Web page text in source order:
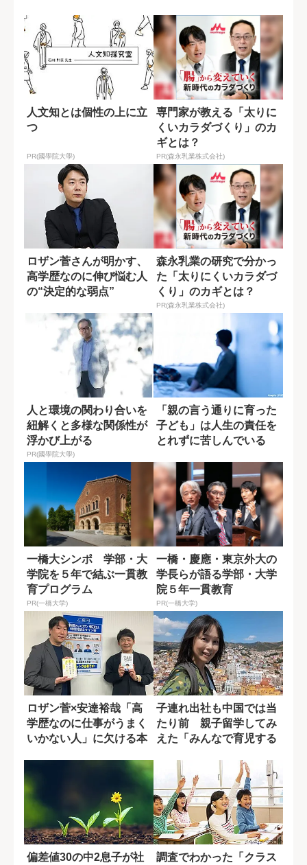
人文知とは個性の上に立
つ
PR(國學院大學)
専門家が教える「太りに
くいカラダづくり」のカ
ギとは？
PR(森永乳業株式会社)
ロザン菅さんが明かす、
高学歴なのに伸び悩む人
の“決定的な弱点”
森永乳業の研究で分かっ
た「太りにくいカラダづ
くり」のカギとは？
PR(森永乳業株式会社)
人と環境の関わり合いを
紐解くと多様な関係性が
浮かび上がる
PR(國學院大學)
「親の言う通りに育った
子ども」は人生の責任を
とれずに苦しんでいる
一橋大シンポ 学部・大
学院を５年で結ぶ一貫教
育プログラム
PR(一橋大学)
一橋・慶應・東京外大の
学長らが語る学部・大学
院５年一貫教育
PR(一橋大学)
ロザン菅×安達裕哉「高
学歴なのに仕事がうまく
いかない人」に欠ける本
子連れ出社も中国では当
たり前 親子留学してみ
えた「みんなで育児する
偏差値30の中2息子が社
調査でわかった「クラス